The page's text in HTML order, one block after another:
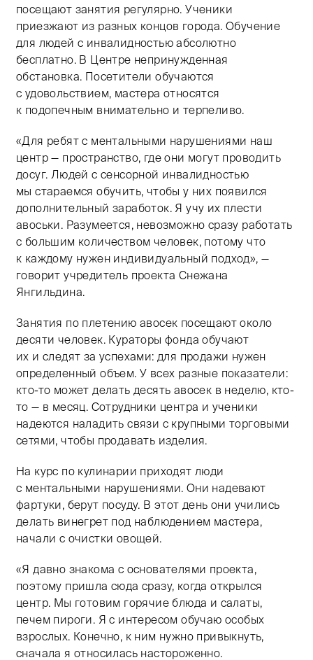
посещают занятия регулярно. Ученики
приезжают из разных концов города. Обучение
для людей с инвалидностью абсолютно
бесплатно. В Центре непринужденная
обстановка. Посетители обучаются
с удовольствием, мастера относятся
к подопечным внимательно и терпеливо.
«Для ребят с ментальными нарушениями наш
центр — пространство, где они могут проводить
досуг. Людей с сенсорной инвалидностью
мы стараемся обучить, чтобы у них появился
дополнительный заработок. Я учу их плести
авоськи. Разумеется, невозможно сразу работать
с большим количеством человек, потому что
к каждому нужен индивидуальный подход», —
говорит учредитель проекта Снежана
Янгильдина.
Занятия по плетению авосек посещают около
десяти человек. Кураторы фонда обучают
их и следят за успехами: для продажи нужен
определенный объем. У всех разные показатели:
кто-то может делать десять авосек в неделю, кто-
то — в месяц. Сотрудники центра и ученики
надеются наладить связи с крупными торговыми
сетями, чтобы продавать изделия.
На курс по кулинарии приходят люди
с ментальными нарушениями. Они надевают
фартуки, берут посуду. В этот день они учились
делать винегрет под наблюдением мастера,
начали с очистки овощей.
«Я давно знакома с основателями проекта,
поэтому пришла сюда сразу, когда открылся
центр. Мы готовим горячие блюда и салаты,
печем пироги. Я с интересом обучаю особых
взрослых. Конечно, к ним нужно привыкнуть,
сначала я относилась настороженно.